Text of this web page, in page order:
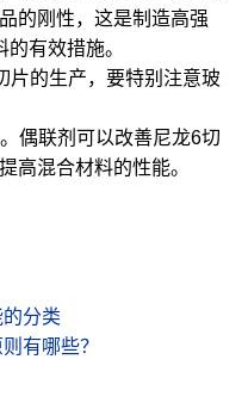
的刚性，这是制造高强
有效措施。
的生产，要特别注意玻
偶联剂可以改善尼龙6切
高混合材料的性能。
分类
有哪些？